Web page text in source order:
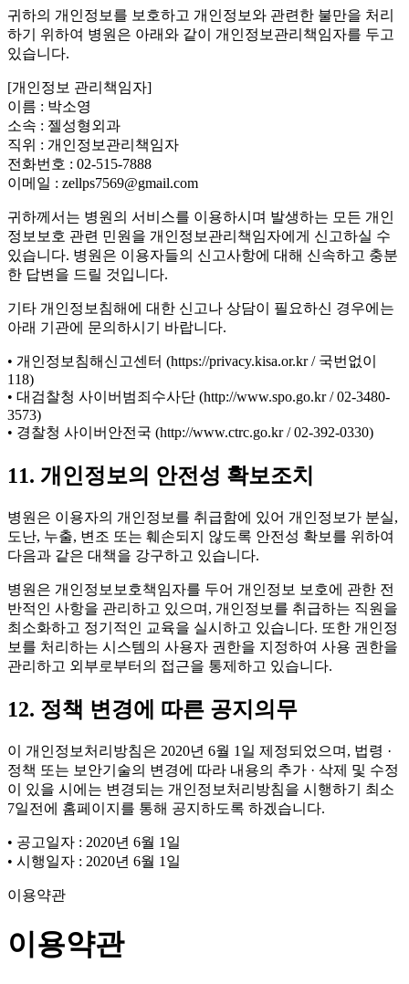
귀하의 개인정보를 보호하고 개인정보와 관련한 불만을 처리
하기 위하여 병원은 아래와 같이 개인정보관리책임자를 두고
있습니다.
[개인정보 관리책임자]
이름 : 박소영
소속 : 젤성형외과
직위 : 개인정보관리책임자
전화번호 : 02-515-7888
이메일 : zellps7569@gmail.com
귀하께서는 병원의 서비스를 이용하시며 발생하는 모든 개인
정보보호 관련 민원을 개인정보관리책임자에게 신고하실 수
있습니다. 병원은 이용자들의 신고사항에 대해 신속하고 충분
한 답변을 드릴 것입니다.
기타 개인정보침해에 대한 신고나 상담이 필요하신 경우에는
아래 기관에 문의하시기 바랍니다.
• 개인정보침해신고센터 (https://privacy.kisa.or.kr / 국번없이
118)
• 대검찰청 사이버범죄수사단 (http://www.spo.go.kr / 02-3480-
3573)
• 경찰청 사이버안전국 (http://www.ctrc.go.kr / 02-392-0330)
11. 개인정보의 안전성 확보조치
병원은 이용자의 개인정보를 취급함에 있어 개인정보가 분실,
도난, 누출, 변조 또는 훼손되지 않도록 안전성 확보를 위하여
다음과 같은 대책을 강구하고 있습니다.
병원은 개인정보보호책임자를 두어 개인정보 보호에 관한 전
반적인 사항을 관리하고 있으며, 개인정보를 취급하는 직원을
최소화하고 정기적인 교육을 실시하고 있습니다. 또한 개인정
보를 처리하는 시스템의 사용자 권한을 지정하여 사용 권한을
관리하고 외부로부터의 접근을 통제하고 있습니다.
12. 정책 변경에 따른 공지의무
이 개인정보처리방침은 2020년 6월 1일 제정되었으며, 법령 ·
정책 또는 보안기술의 변경에 따라 내용의 추가 · 삭제 및 수정
이 있을 시에는 변경되는 개인정보처리방침을 시행하기 최소
7일전에 홈페이지를 통해 공지하도록 하겠습니다.
• 공고일자 : 2020년 6월 1일
• 시행일자 : 2020년 6월 1일
이용약관
이용약관